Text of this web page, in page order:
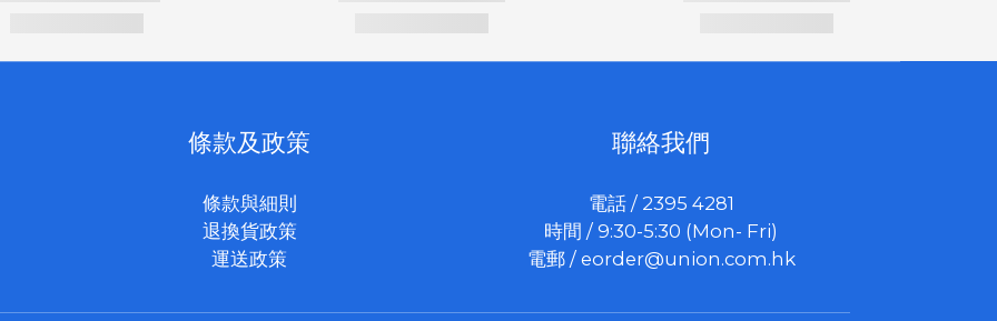
條款及政策
條款與細則
退換貨政策
運送政策
聯絡我們
電話 / 2395 4281
時間 / 9:30-5:30 (Mon- Fri)
電郵 / eorder@union.com.hk